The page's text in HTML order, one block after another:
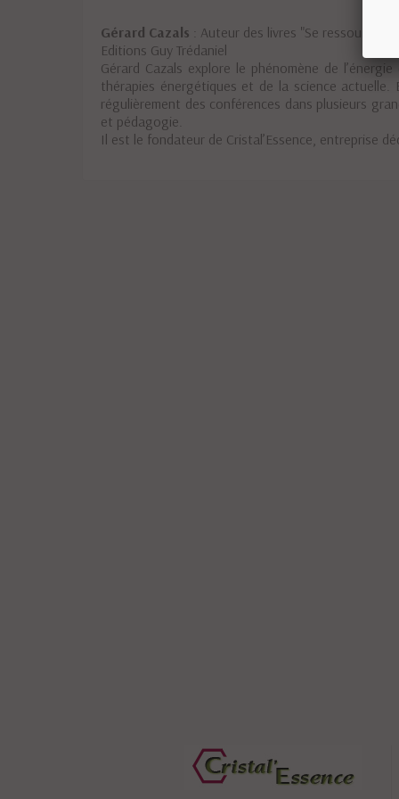
Gérard Cazals : Auteur des livres "Se ressourcer
Editions Guy Trédaniel
Gérard Cazals explore le phénomène de
thérapies énergétiques et de la science actuelle.
régulièrement des conférences dans plusieurs
et pédagogie.
Il est le fondateur de Cristal’Essence, entreprise